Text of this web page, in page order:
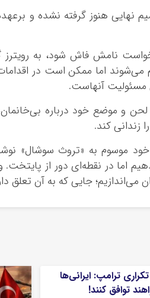
نهایی هنوز گرفته نشده و
نامش فاش شود، به
می‌شوند اما ممکن است در
مسئولیت‌ آنهاست.
و موضع خود درباره
زندانی کند.
موسوم به «تروث سوشال»
اما در نقطه‌ای دور از
می‌اندازیم؛ جایی که به آن تعلق
ترامپ: ایرانی‌ها
توافق کنند!